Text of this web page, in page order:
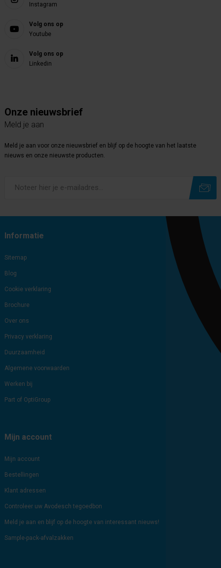
Instagram
Volg ons op
Youtube
Volg ons op
Linkedin
Onze nieuwsbrief
Meld je aan
Meld je aan voor onze nieuwsbrief en blijf op de hoogte van het laatste
nieuws en onze nieuwste producten.
Informatie
Sitemap
Blog
Cookie verklaring
Brochure
Over ons
Privacy verklaring
Duurzaamheid
Algemene voorwaarden
Werken bij
Part of OptiGroup
Mijn account
Mijn account
Bestellingen
Klant adressen
Controleer uw Avodesch tegoedbon
Meld je aan en blijf op de hoogte van interessant nieuws!
Sample-pack-afvalzakken